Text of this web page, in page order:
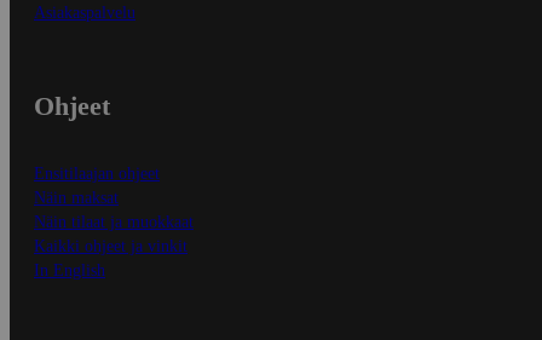
Asiakaspalvelu
Ohjeet
Ensitilaajan ohjeet
Näin maksat
Näin tilaat ja muokkaat
Kaikki ohjeet ja vinkit
In English